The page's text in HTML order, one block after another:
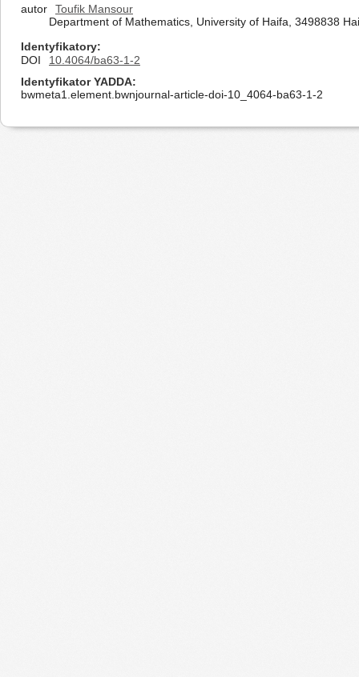
autor
Toufik Mansour
Department of Mathematics, University of Haifa, 3498838
Identyfikatory
DOI
10.4064/ba63-1-2
Identyfikator YADDA
bwmeta1.element.bwnjournal-article-doi-10_4064-ba63-1-2